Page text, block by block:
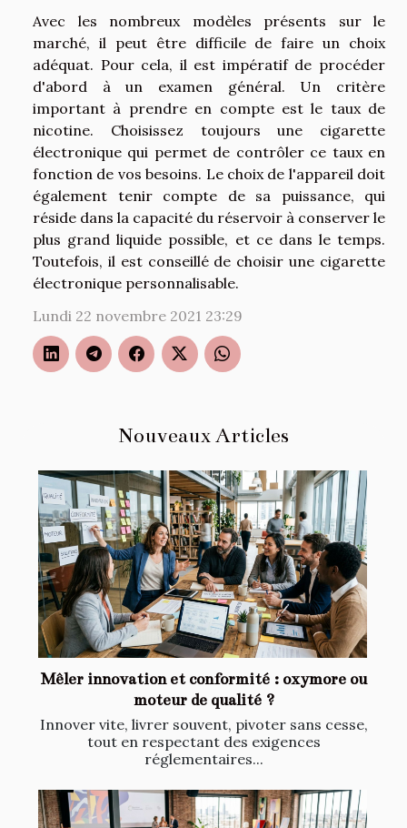
Nouveaux Articles
Mêler innovation et conformité : oxymore ou
moteur de qualité ?
Innover vite, livrer souvent, pivoter sans cesse,
tout en respectant des exigences
réglementaires...
Avec les nombreux modèles présents sur le
marché, il peut être difficile de faire un choix
adéquat. Pour cela, il est impératif de procéder
d'abord à un examen général. Un critère
important à prendre en compte est le taux de
nicotine. Choisissez toujours une cigarette
électronique qui permet de contrôler ce taux en
fonction de vos besoins. Le choix de l'appareil doit
également tenir compte de sa puissance, qui
réside dans la capacité du réservoir à conserver le
plus grand liquide possible, et ce dans le temps.
Toutefois, il est conseillé de choisir une cigarette
électronique personnalisable.
Lundi 22 novembre 2021 23:29